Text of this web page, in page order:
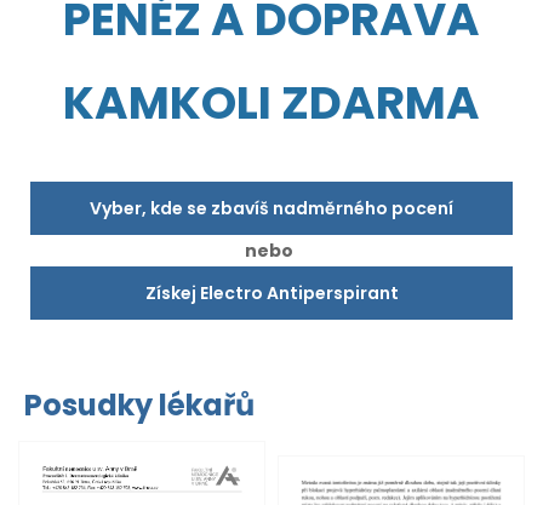
PENĚZ A DOPRAVA
KAMKOLI ZDARMA
Vyber, kde se zbavíš nadměrného pocení
nebo
Získej Electro Antiperspirant
Posudky lékařů